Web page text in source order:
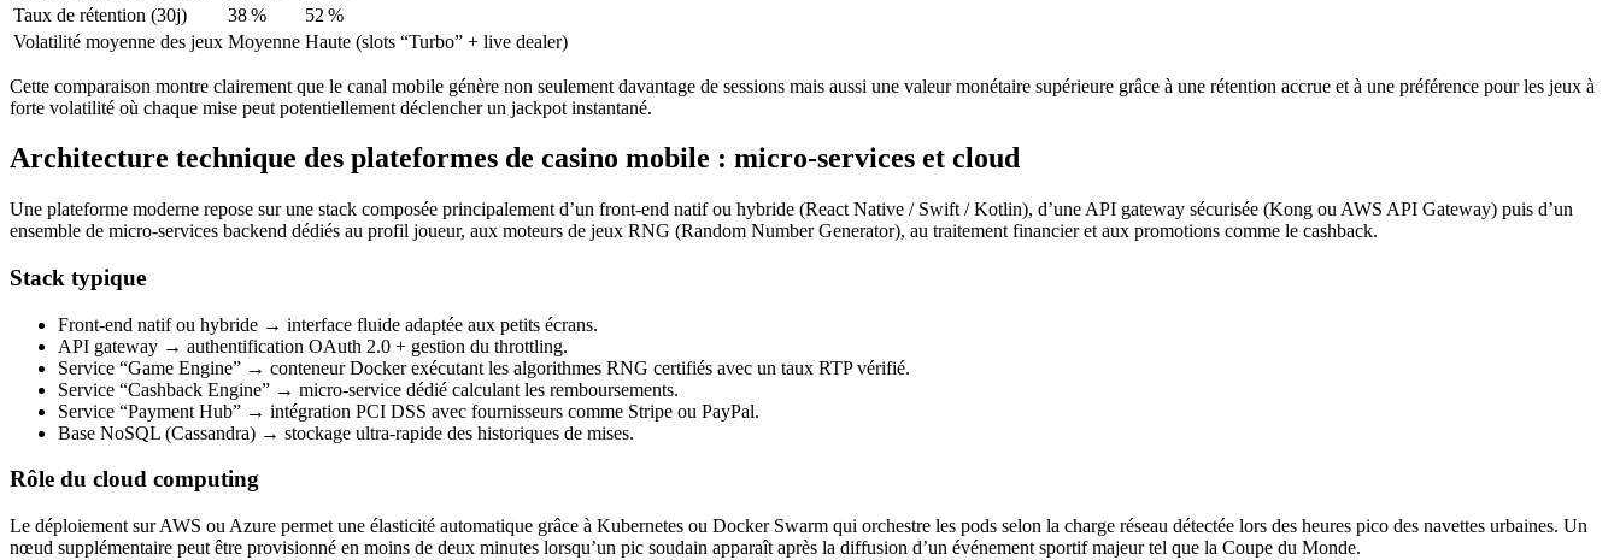
Taux de rétention (30j)
38 %
52 %
Volatilité moyenne des jeux Moyenne Haute (slots “Turbo” + live dealer)
Cette comparaison montre clairement que le canal mobile génère non seulement davantage de sessions mais aussi une valeur monétaire supérieure grâce à une rétention accrue et à une préférence pour les jeux à
forte volatilité où chaque mise peut potentiellement déclencher un jackpot instantané.
Architecture technique des plateformes de casino mobile : micro‑services et cloud
Une plateforme moderne repose sur une stack composée principalement d’un front‑end natif ou hybride (React Native / Swift / Kotlin), d’une API gateway sécurisée (Kong ou AWS API Gateway) puis d’un
ensemble de micro‑services backend dédiés au profil joueur, aux moteurs de jeux RNG (Random Number Generator), au traitement financier et aux promotions comme le cashback.
Stack typique
Front‑end natif ou hybride → interface fluide adaptée aux petits écrans.
API gateway → authentification OAuth 2.0 + gestion du throttling.
Service “Game Engine” → conteneur Docker exécutant les algorithmes RNG certifiés avec un taux RTP vérifié.
Service “Cashback Engine” → micro‑service dédié calculant les remboursements.
Service “Payment Hub” → intégration PCI DSS avec fournisseurs comme Stripe ou PayPal.
Base NoSQL (Cassandra) → stockage ultra‑rapide des historiques de mises.
Rôle du cloud computing
Le déploiement sur AWS ou Azure permet une élasticité automatique grâce à Kubernetes ou Docker Swarm qui orchestre les pods selon la charge réseau détectée lors des heures pico des navettes urbaines. Un
nœud supplémentaire peut être provisionné en moins de deux minutes lorsqu’un pic soudain apparaît après la diffusion d’un événement sportif majeur tel que la Coupe du Monde.